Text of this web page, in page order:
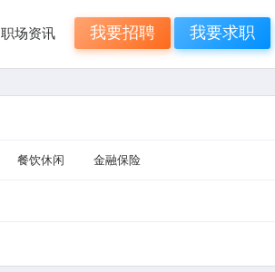
职场资讯 我要招聘 我要求职
餐饮休闲 金融保险